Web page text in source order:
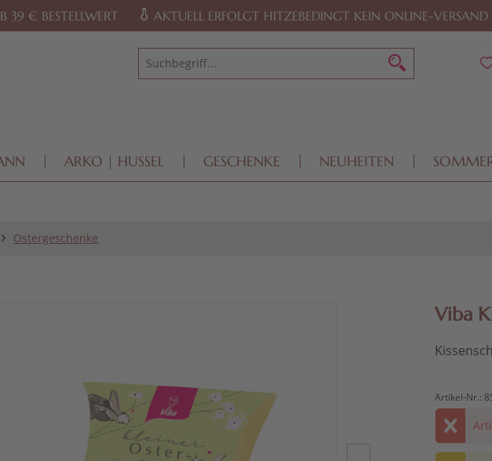
Footer springen
39 € BESTELLWERT AKTUELL ERFOLGT HITZEBEDINGT KEIN ONLINE-VERSAND
ARKO | HUSSEL GESCHENKE NEUHEITEN
Ostergeschenke
Viba
Artikel-Nr.: